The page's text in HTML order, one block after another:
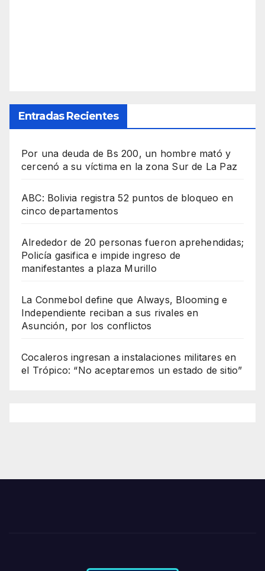
Entradas Recientes
Por una deuda de Bs 200, un hombre mató y
cercenó a su víctima en la zona Sur de La Paz
ABC: Bolivia registra 52 puntos de bloqueo en
cinco departamentos
Alrededor de 20 personas fueron aprehendidas;
Policía gasifica e impide ingreso de
manifestantes a plaza Murillo
La Conmebol define que Always, Blooming e
Independiente reciban a sus rivales en
Asunción, por los conflictos
Cocaleros ingresan a instalaciones militares en
el Trópico: “No aceptaremos un estado de sitio”